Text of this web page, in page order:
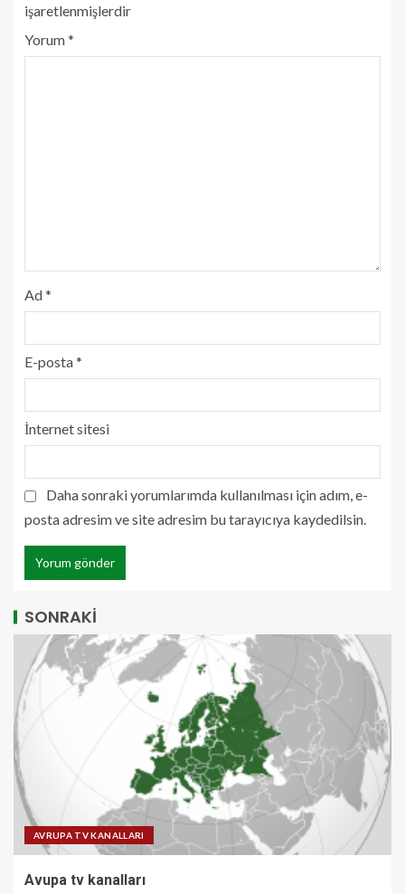
işaretlenmişlerdir
Yorum*
Ad*
E-posta*
İnternet sitesi
Daha sonraki yorumlarımda kullanılması için adım, e-
posta adresim ve site adresim bu tarayıcıya kaydedilsin.
SONRAKİ
AVRUPA TV KANALLARI
Avupa tv kanalları